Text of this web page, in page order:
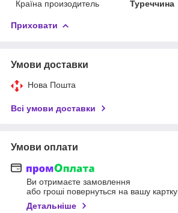
Країна произодитель
Туреччина
Приховати
Умови доставки
Нова Пошта
Всі умови доставки
Умови оплати
Ви отримаєте замовлення
або гроші повернуться на вашу картку
Детальніше